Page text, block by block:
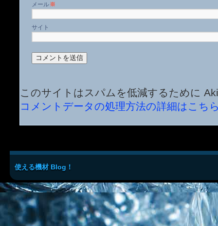
メール※
サイト
このサイトはスパムを低減するために
コメントデータの処理方法の詳細はこち
使える機材 Blog！